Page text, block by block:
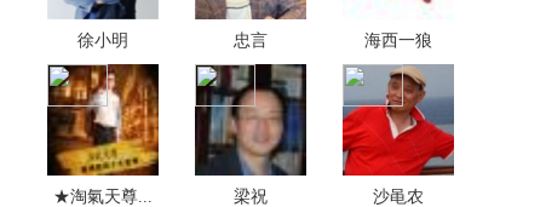
徐小明 忠言 海西一狼
★淘氣天尊... 梁祝 沙黾农